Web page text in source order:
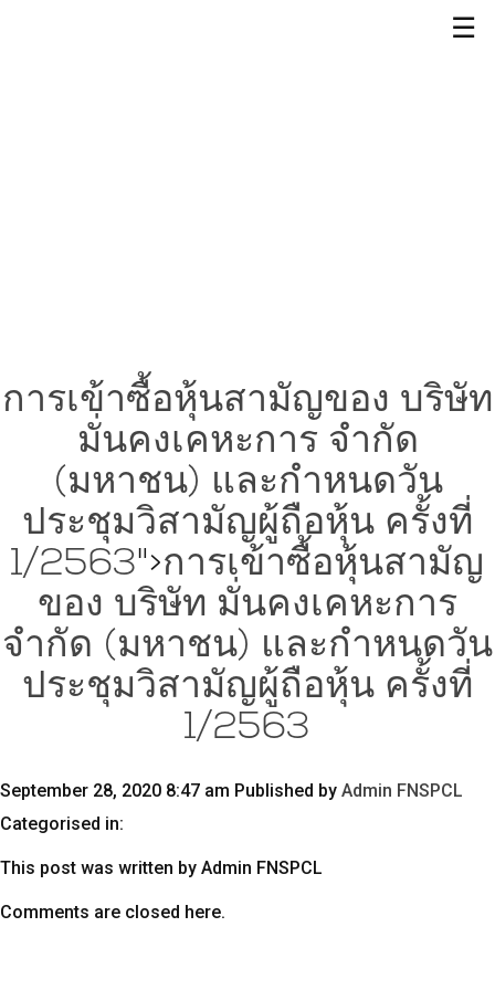
☰
การเข้าซื้อหุ้นสามัญของ บริษัท
มั่นคงเคหะการ จำกัด
(มหาชน) และกำหนดวัน
ประชุมวิสามัญผู้ถือหุ้น ครั้งที่
1/2563">การเข้าซื้อหุ้นสามัญ
ของ บริษัท มั่นคงเคหะการ
จำกัด (มหาชน) และกำหนดวัน
ประชุมวิสามัญผู้ถือหุ้น ครั้งที่
1/2563
September 28, 2020 8:47 am Published by Admin FNSPCL
Categorised in:
This post was written by Admin FNSPCL
Comments are closed here.